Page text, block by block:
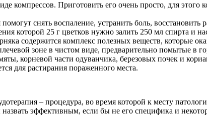
компрессов. Приготовить его очень просто, для этого
снять воспаление, устранить боль,
которой 25 г цветков нужно залить 250 мл спирта и
содержится комплекс полезных веществ, которые
зоне в чистом виде, предварительно помытые в
корневой части одуванчика, березовых почек и
для растирания пораженного места.
– процедура, во время которой к месту
эффективным, если бы не его специфика и